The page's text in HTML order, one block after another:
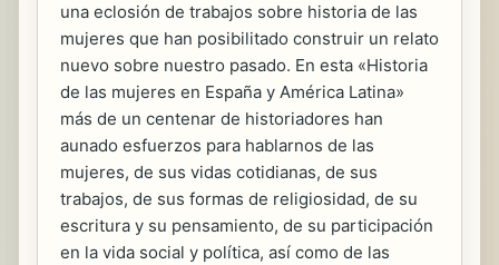
una eclosión de trabajos sobre historia de las
mujeres que han posibilitado construir un relato
nuevo sobre nuestro pasado. En esta «Historia
de las mujeres en España y América Latina»
más de un centenar de historiadores han
aunado esfuerzos para hablarnos de las
mujeres, de sus vidas cotidianas, de sus
trabajos, de sus formas de religiosidad, de su
escritura y su pensamiento, de su participación
en la vida social y política, así como de las